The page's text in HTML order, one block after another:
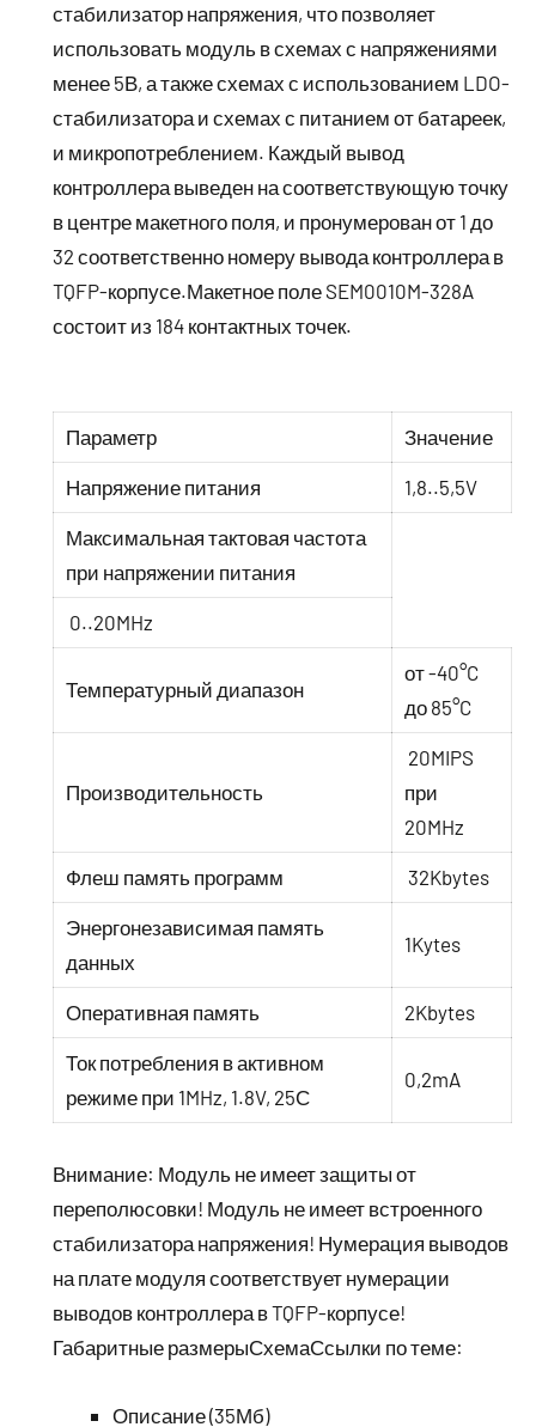
стабилизатор напряжения, что позволяет
использовать модуль в схемах с напряжениями
менее 5В, а также схемах с использованием LDO-
стабилизатора и схемах с питанием от батареек,
и микропотреблением. Каждый вывод
контроллера выведен на соответствующую точку
в центре макетного поля, и пронумерован от 1 до
32 соответственно номеру вывода контроллера в
TQFP-корпусе.Макетное поле SEM0010M-328A
состоит из 184 контактных точек.
Параметр Значение
Напряжение питания 1,8..5,5V
Максимальная тактовая частота
при напряжении питания
0..20MHz
Температурный диапазон
от -40°C
до 85°C
Производительность
20MIPS
при
20MHz
Флеш память программ 32Kbytes
Энергонезависимая память
данных
1Kytes
Оперативная память 2Kbytes
Ток потребления в активном
режиме при 1MHz, 1.8V, 25С
0,2mA
Внимание: Модуль не имеет защиты от
переполюсовки! Модуль не имеет встроенного
стабилизатора напряжения! Нумерация выводов
на плате модуля соответствует нумерации
выводов контроллера в TQFP-корпусе!
Габаритные размерыСхемаСсылки по теме:
Описание (35Мб)